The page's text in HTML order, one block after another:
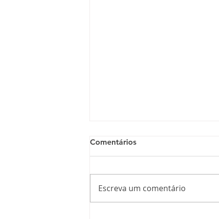
Comentários
Escreva um comentário